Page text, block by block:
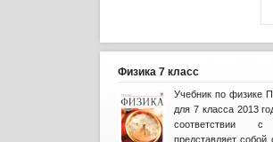
Физика 7 класс
Учебник по физике
для 7 класса 2013
представляет